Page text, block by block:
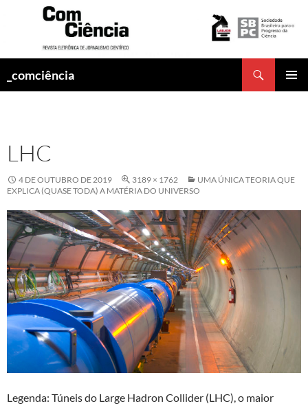
_comciência
LHC
4 DE OUTUBRO DE 2019 3189 × 1762
UMA ÚNICA TEORIA QUE
EXPLICA (QUASE TODA) A MATÉRIA DO UNIVERSO
Legenda: Túneis do Large Hadron Collider (LHC), o maior